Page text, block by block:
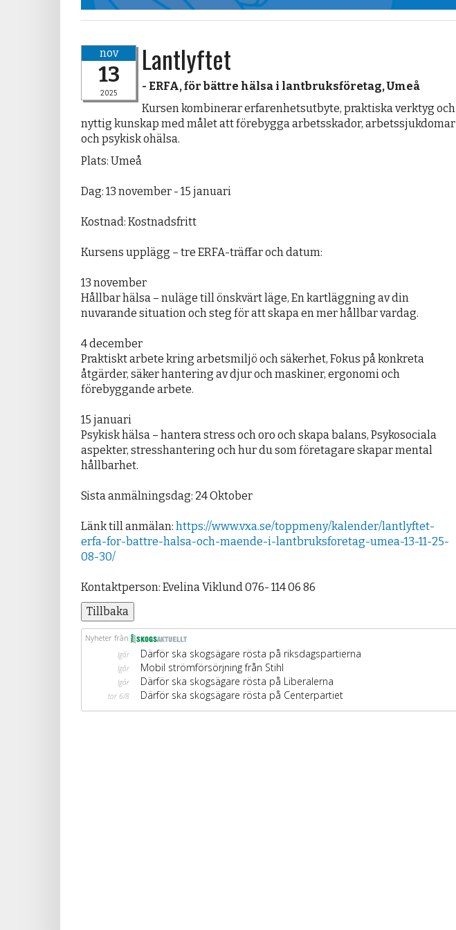
nov
13
2025
Lantlyftet
- ERFA, för bättre hälsa i lantbruksföretag, Umeå
Kursen kombinerar erfarenhetsutbyte, praktiska verktyg och
nyttig kunskap med målet att förebygga arbetsskador, arbetssjukdomar
och psykisk ohälsa.
Plats: Umeå
Dag: 13 november - 15 januari
Kostnad: Kostnadsfritt
Kursens upplägg – tre ERFA-träffar och datum:
13 november
Hållbar hälsa – nuläge till önskvärt läge, En kartläggning av din
nuvarande situation och steg för att skapa en mer hållbar vardag.
4 december
Praktiskt arbete kring arbetsmiljö och säkerhet, Fokus på konkreta
åtgärder, säker hantering av djur och maskiner, ergonomi och
förebyggande arbete.
15 januari
Psykisk hälsa – hantera stress och oro och skapa balans, Psykosociala
aspekter, stresshantering och hur du som företagare skapar mental
hållbarhet.
Sista anmälningsdag: 24 Oktober
Länk till anmälan: https://www.vxa.se/toppmeny/kalender/lantlyftet-
erfa-for-battre-halsa-och-maende-i-lantbruksforetag-umea-13-11-25-
08-30/
Kontaktperson: Evelina Viklund 076- 114 06 86
Tillbaka